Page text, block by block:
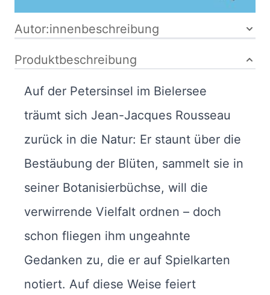
Autor:innenbeschreibung
Produktbeschreibung
Auf der Petersinsel im Bielersee
träumt sich Jean-Jacques Rousseau
zurück in die Natur: Er staunt über die
Bestäubung der Blüten, sammelt sie in
seiner Botanisierbüchse, will die
verwirrende Vielfalt ordnen – doch
schon fliegen ihm ungeahnte
Gedanken zu, die er auf Spielkarten
notiert. Auf diese Weise feiert